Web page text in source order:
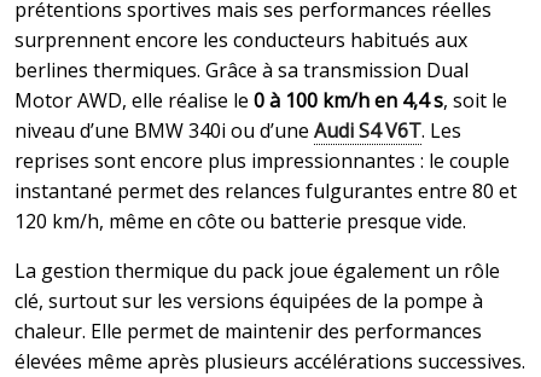
prétentions sportives mais ses performances réelles
surprennent encore les conducteurs habitués aux
berlines thermiques. Grâce à sa transmission Dual
Motor AWD, elle réalise le 0 à 100 km/h en 4,4 s, soit le
niveau d’une BMW 340i ou d’une Audi S4 V6T. Les
reprises sont encore plus impressionnantes : le couple
instantané permet des relances fulgurantes entre 80 et
120 km/h, même en côte ou batterie presque vide.
La gestion thermique du pack joue également un rôle
clé, surtout sur les versions équipées de la pompe à
chaleur. Elle permet de maintenir des performances
élevées même après plusieurs accélérations successives.